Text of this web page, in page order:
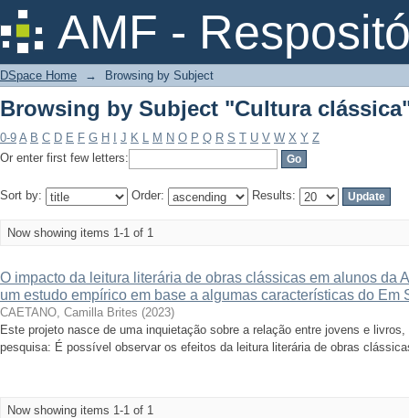
AMF -
Browsing by Subject "Cultura
DSpace Home → Browsing by Subject
Browsing by Subject "Cultura
0-9 A B C D E F G H J K L M N O P Q R S T U V W X Y Z
Or enter first few letters:
Sort by: Order: Results:
Now showing items 1-1 of 1
O impacto da leitura literária de obras clássicas em alunos da
um estudo empírico em base a algumas características do Em
CAETANO, Camilla Brites (2023)
Este projeto nasce de uma inquietação sobre a relação entre jovens e
pesquisa: É possível observar os efeitos da leitura literária de obras
Now showing items 1-1 of 1